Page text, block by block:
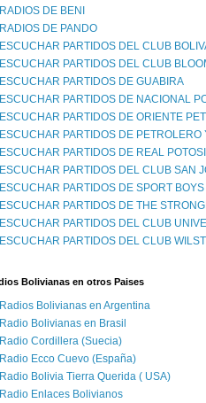
RADIOS DE BENI
RADIOS DE PANDO
ESCUCHAR PARTIDOS DEL CLUB
ESCUCHAR PARTIDOS DEL CLUB
ESCUCHAR PARTIDOS DE GUABIRA
ESCUCHAR PARTIDOS DE NACIONAL
ESCUCHAR PARTIDOS DE ORIENTE
ESCUCHAR PARTIDOS DE PETROLERO
ESCUCHAR PARTIDOS DE REAL POTOSI
ESCUCHAR PARTIDOS DEL CLUB SAN
ESCUCHAR PARTIDOS DE SPORT BOYS
ESCUCHAR PARTIDOS DE THE
ESCUCHAR PARTIDOS DEL CLUB
ESCUCHAR PARTIDOS DEL CLUB
Bolivianas en otros Paises
Radios Bolivianas en Argentina
Radio Bolivianas en Brasil
Radio Cordillera (Suecia)
Radio Ecco Cuevo (España)
Radio Bolivia Tierra Querida ( USA)
Radio Enlaces Bolivianos